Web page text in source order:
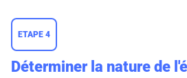
ETAPE 4
Déterminer la nature de